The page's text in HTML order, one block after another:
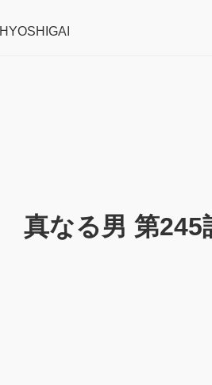
HYOSHIGAI
真なる男 第245